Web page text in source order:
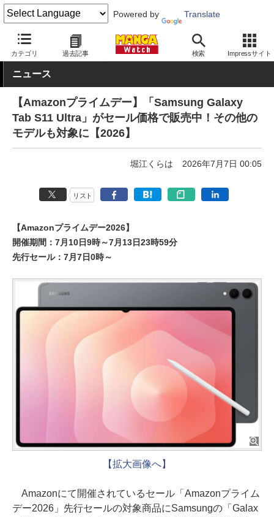
Powered by Translate
カテゴリ 過去記事 検索 Impressサイト
MANGA Watch セール
ニュース
【Amazonプライムデー】「Samsung Galaxy
Tab S11 Ultra」がセール価格で販売中！その他の
モデルも対象に【2026】
堀江くらは 2026年7月7日 00:05
リスト
【Amazonプライムデー2026】
開催期間：7月10日9時～7月13日23時59分
先行セール：7月7日0時～
【拡大画像へ】
Amazonにて開催されているセール「Amazonプライム
デー2026」先行セールの対象商品にSamsungの「Galax